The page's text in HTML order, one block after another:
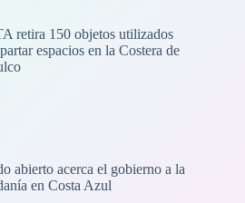
retira 150 objetos utilizados
espacios en la Costera de
abierto acerca el gobierno a la
en Costa Azul